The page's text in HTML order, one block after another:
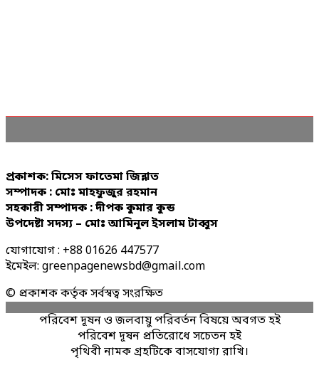
প্রকাশক: মিসেস ফাতেমা জিন্নাত
সম্পাদক : মোঃ মাহফুজুর রহমান
সহকারী সম্পাদক : দীপক কুমার কুন্ড
উপদেষ্টা সদস্য – মোঃ আমিনুল ইসলাম টাব্বুস
যোগাযোগ : +88 01626 447577
ইমেইল: greenpagenewsbd@gmail.com
© প্রকাশক কর্তৃক সর্বস্বত্ব সংরক্ষিত
পরিবেশ দূষন ও জলবায়ু পরিবর্তন বিষয়ে অবগত হই
পরিবেশ দূষন প্রতিরোধে সচেতন হই
পৃথিবী নামক গ্রহটিকে বাসযোগ্য রাখি।